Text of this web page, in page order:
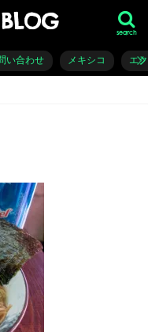
search
い合わせ メキシコ エ